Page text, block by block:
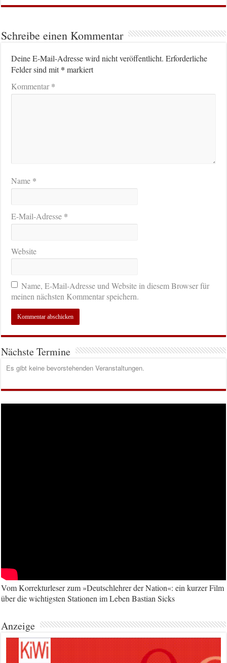
Schreibe einen Kommentar
Deine E-Mail-Adresse wird nicht veröffentlicht. Erforderliche
Felder sind mit* markiert
Kommentar*
Name *
E-Mail-Adresse *
Website
Name, E-Mail-Adresse und Website in diesem Browser für
meinen nächsten Kommentar speichern.
Nächste Termine
Es gibt keine bevorstehenden Veranstaltungen.
Vom Korrekturleser zum »Deutschlehrer der Nation«: ein kurzer Film
über die wichtigsten Stationen im Leben Bastian Sicks
Anzeige